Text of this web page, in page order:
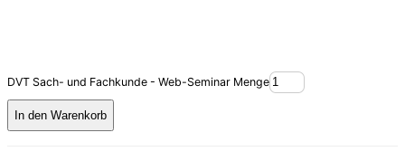
DVT Sach- und Fachkunde - Web-Seminar Menge
In den Warenkorb